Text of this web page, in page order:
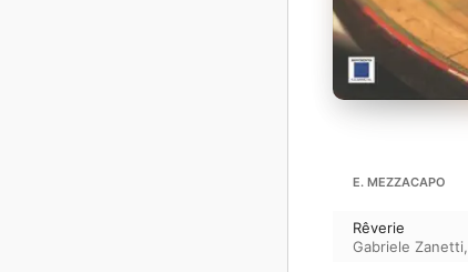
E. MEZZACAPO
Rêverie
Gabriele Zanetti,